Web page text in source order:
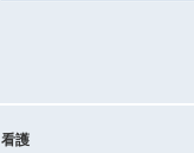
看護